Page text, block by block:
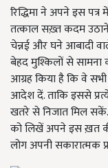
रिद्धिमा ने अपने इस
तत्काल सख़्त कदम उठाने
चेन्नई और घने आबादी
बेहद मुश्किलों से सामना
आग्रह किया है कि वे
आदेश दें. ताकि इससे
खतरे से निजात मिल सकें.
को लिखें अपने इस ख़त
लोग अपनी सकारात्मक